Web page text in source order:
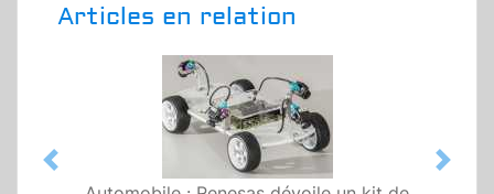
Articles en relation
Previous Next